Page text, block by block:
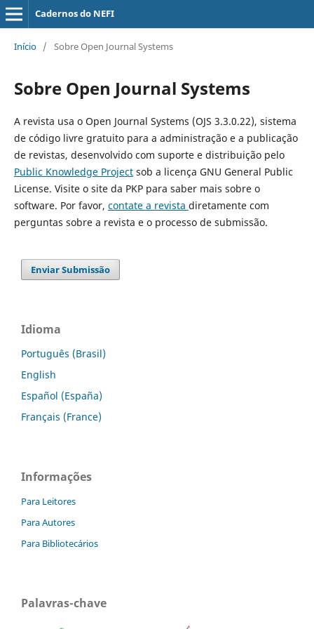
Cadernos do NEFI
Início / Sobre Open Journal Systems
Sobre Open Journal Systems
A revista usa o Open Journal Systems (OJS 3.3.0.22), sistema
de código livre gratuito para a administração e a publicação
de revistas, desenvolvido com suporte e distribuição pelo
Public Knowledge Projectsob a licença GNU General Public
License. Visite o site da PKP para saber mais sobre o
software. Por favor, contate a revista diretamente com
perguntas sobre a revista e o processo de submissão.
Enviar Submissão
Idioma
Português (Brasil)
English
Español (España)
Français (France)
Informações
Para Leitores
Para Autores
Para Bibliotecários
Palavras-chave